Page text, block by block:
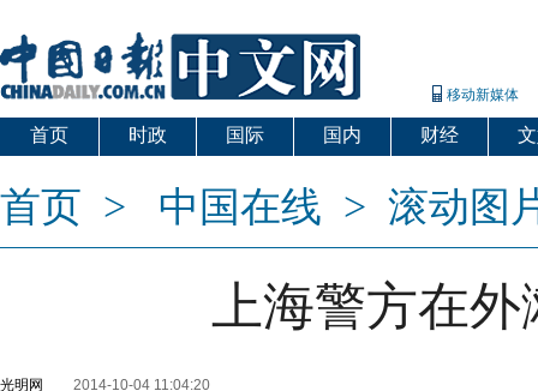
移动新媒体
首页 时政 国际 国内 财经
首页 > 中国在线 > 滚动图
上海警方在
光明网 2014-10-04 11:04:20